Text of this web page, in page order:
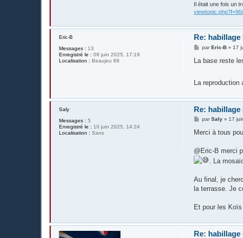
Il était une fois un
Eric-B
Messages : 13
Enregistré le : 08 juin 2025, 17:19
Localisation : Beaujeu 69
Re:
M
s
e
parEric-B » 17
La base reste
La
Saly
Messages : 5
Enregistré le : 10 juin 2025, 14:24
Localisation : Sans
Re:
M
s
g
e
parSaly »17
Merci à tous
@Eric-B merci
. La
Au final, je
la terrasse. Je
Et pour les
Re: